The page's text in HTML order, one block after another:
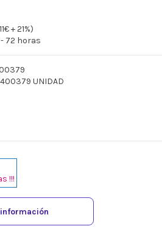
+ 21%)
72 horas
UNIDAD
!!!